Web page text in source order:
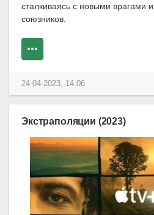
сталкиваясь с новыми врагами
союзников.
24-04-2023, 14:06
Экстраполяции (2023)